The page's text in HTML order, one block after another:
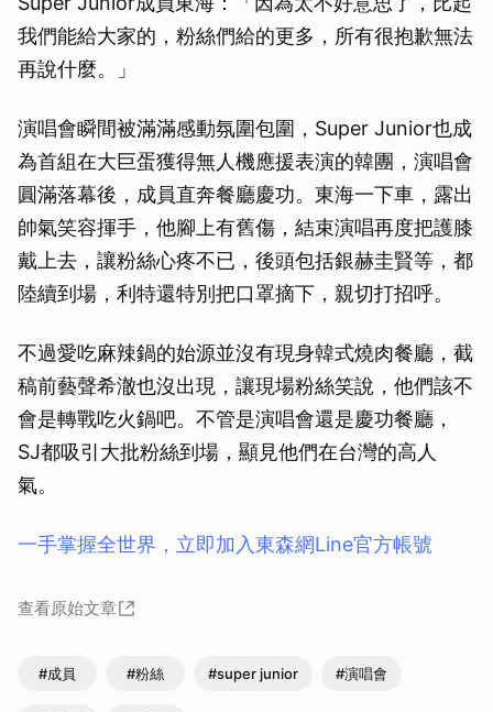
我們能給大家的，粉絲們給的更多，所有很抱歉無法
再說什麼。」
演唱會瞬間被滿滿感動氛圍包圍，Super Junior也成
為首組在大巨蛋獲得無人機應援表演的韓團，演唱會
圓滿落幕後，成員直奔餐廳慶功。東海一下車，露出
帥氣笑容揮手，他腳上有舊傷，結束演唱再度把護膝
戴上去，讓粉絲心疼不已，後頭包括銀赫圭賢等，都
陸續到場，利特還特別把口罩摘下，親切打招呼。
不過愛吃麻辣鍋的始源並沒有現身韓式燒肉餐廳，截
稿前藝聲希澈也沒出現，讓現場粉絲笑說，他們該不
會是轉戰吃火鍋吧。不管是演唱會還是慶功餐廳，
SJ都吸引大批粉絲到場，顯見他們在台灣的高人
氣。
一手掌握全世界，立即加入東森網Line官方帳號
查看原始文章
#成員 #粉絲 #super junior #演唱會